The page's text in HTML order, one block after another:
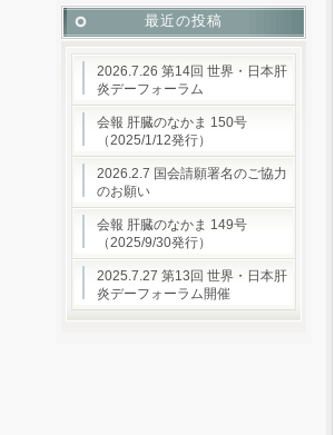
最近の投稿
2026.7.26 第14回 世界・日本肝
炎デーフォーラム
会報 肝臓のなかま 150号
（2025/1/12発行）
2026.2.7 国会請願署名のご協力
のお願い
会報 肝臓のなかま 149号
（2025/9/30発行）
2025.7.27 第13回 世界・日本肝
炎デーフォーラム開催